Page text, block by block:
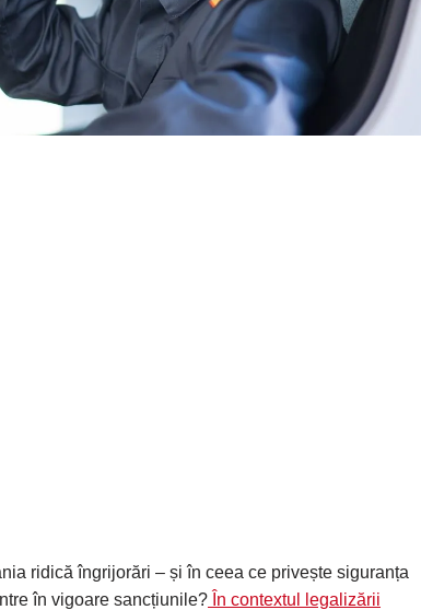
ridică îngrijorări – și în ceea ce privește siguranța
în vigoare sancțiunile? În contextul legalizării